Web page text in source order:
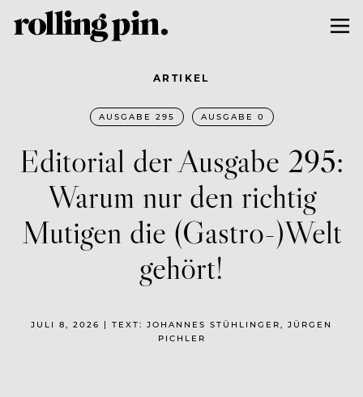
ARTIKEL
AUSGABE 295 AUSGABE 0
Editorial der Ausgabe 295:
Warum nur den richtig
Mutigen die (Gastro-)Welt
gehört!
JULI 8, 2026 | TEXT: JOHANNES STÜHLINGER, JÜRGEN
PICHLER